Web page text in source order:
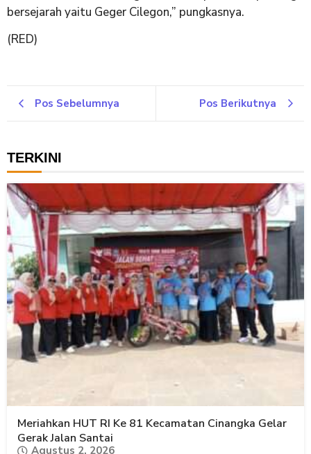
bersejarah yaitu Geger Cilegon,” pungkasnya.
(RED)
Pos Sebelumnya Pos Berikutnya
TERKINI
Meriahkan HUT RI Ke 81 Kecamatan Cinangka Gelar
Gerak Jalan Santai
Agustus 2, 2026